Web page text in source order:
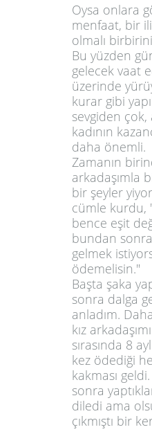
Oysa onlara
menfaat, bir
olmalı
Bu yüzden
gelecek vaat
üzerinde
kurar gibi
sevgiden çok,
kadının
daha önemli.
Zamanın
arkadaşımla
bir şeyler
cümle kurdu,
bence eşit
bundan
gelmek
ödemelisin."
Başta şaka
sonra dalga
anladım.
kız
sırasında 8
kez ödediği
kakması
sonra
diledi ama
çıkmıştı bir